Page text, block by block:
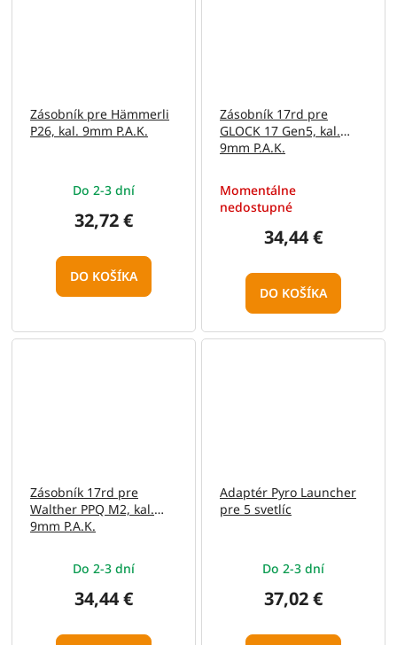
Zásobník pre Hämmerli
P26, kal. 9mm P.A.K.
Do 2-3 dní
32,72 €
DO KOŠÍKA
Zásobník 17rd pre
GLOCK 17 Gen5, kal.
9mm P.A.K.
Momentálne
nedostupné
34,44 €
DO KOŠÍKA
Zásobník 17rd pre
Walther PPQ M2, kal.
9mm P.A.K.
Do 2-3 dní
34,44 €
Adaptér Pyro Launcher
pre 5 svetlíc
Do 2-3 dní
37,02 €